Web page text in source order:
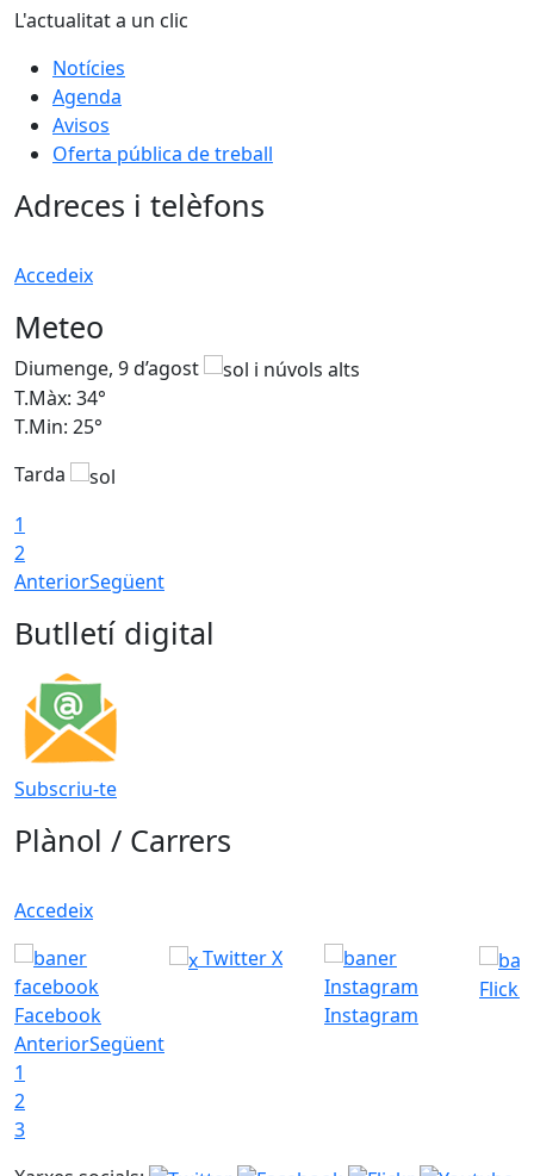
L'actualitat a un clic
Notícies
Agenda
Avisos
Oferta pública de treball
Adreces i telèfons
Accedeix
Meteo
Diumenge, 9 d’agost
T.Màx: 34°
T.Min: 25°
Tarda
1
2
AnteriorSegüent
Butlletí digital
Subscriu-te
Plànol / Carrers
Accedeix
Facebook
Twitter X
Instagram
Flickr
AnteriorSegüent
1
2
3